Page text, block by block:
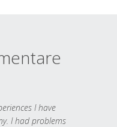
I have
I had problems